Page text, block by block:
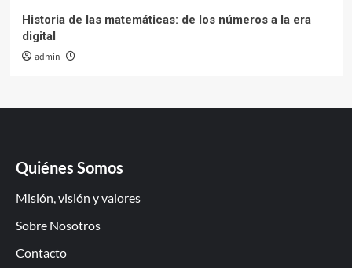
Historia de las matemáticas: de los números a la era
digital
admin
Quiénes Somos
Misión, visión y valores
Sobre Nosotros
Contacto